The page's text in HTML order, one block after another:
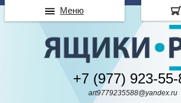
+7 (977) 923-55-
art9779235588@yandex.ru
Меню